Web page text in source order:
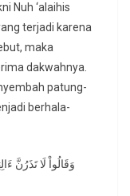
Nuh ‘alaihis
terjadi karena
maka
dakwahnya.
patung-
berhala-
وَقَالُواْ لَا تَذَرُنَّ